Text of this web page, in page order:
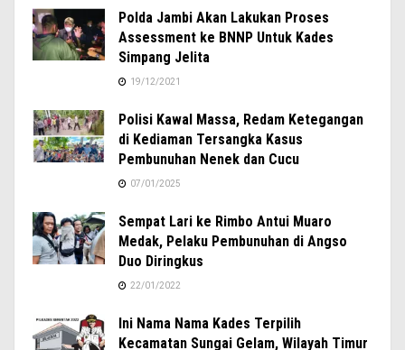
Polda Jambi Akan Lakukan Proses
Assessment ke BNNP Untuk Kades
Simpang Jelita
19/12/2021
Polisi Kawal Massa, Redam Ketegangan
di Kediaman Tersangka Kasus
Pembunuhan Nenek dan Cucu
07/01/2025
Sempat Lari ke Rimbo Antui Muaro
Medak, Pelaku Pembunuhan di Angso
Duo Diringkus
22/01/2022
Ini Nama Nama Kades Terpilih
Kecamatan Sungai Gelam, Wilayah Timur